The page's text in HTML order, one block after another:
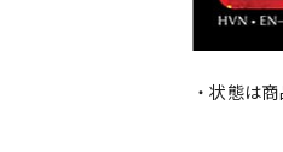
・状態は